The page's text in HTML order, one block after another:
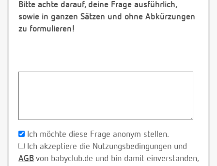
Bitte achte darauf, deine Frage ausführlich,
sowie in ganzen Sätzen und ohne Abkürzungen
zu formulieren!
Ich möchte diese Frage anonym stellen.
Ich akzeptiere die Nutzungsbedingungen und
AGB von babyclub.de und bin damit einverstanden,